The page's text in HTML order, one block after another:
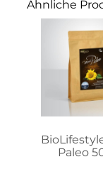
Ähnliche
Paleo